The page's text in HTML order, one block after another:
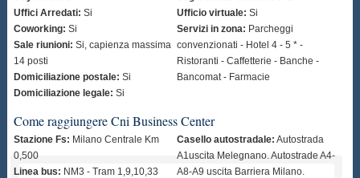
Uffici Arredati: Si
Coworking: Si
Sale riunioni: Si, capienza massima
14 posti
Domiciliazione postale: Si
Domiciliazione legale: Si
Ufficio virtuale: Si
Servizi in zona: Parcheggi
convenzionati - Hotel 4 - 5 * -
Ristoranti - Caffetterie - Banche -
Bancomat - Farmacie
Come raggiungere Cni Business Center
Stazione Fs: Milano Centrale Km
0,500
Linea bus: NM3 - Tram 1,9,10,33
Casello autostradale: Autostrada
A1uscita Melegnano. Autostrade A4-
A8-A9 uscita Barriera Milano.